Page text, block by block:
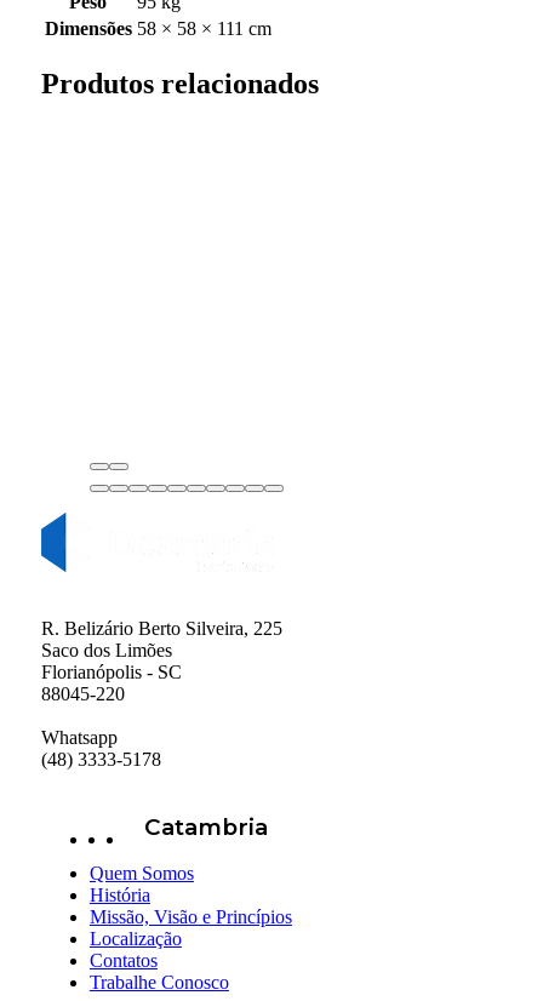
Dimensões 58 × 58 × 111 cm
Produtos relacionados
Saco dos Limões
Florianópolis - SC
Catambria
Quem Somos
História